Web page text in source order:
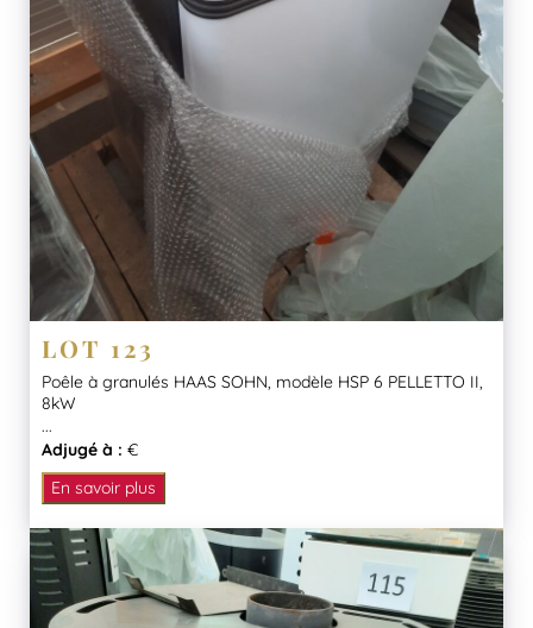
LOT 123
Poêle à granulés HAAS SOHN, modèle HSP 6 PELLETTO II,
8kW
...
Adjugé à : €
En savoir plus